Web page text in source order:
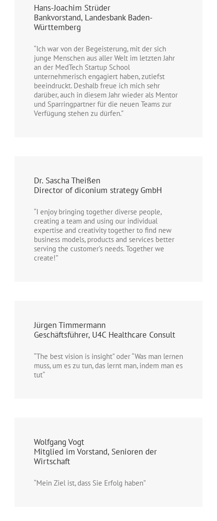
Hans-Joachim Strüder
Bankvorstand, Landesbank Baden-
Württemberg
“Ich war von der Begeisterung, mit der sich
junge Menschen aus aller Welt im letzten Jahr
an der MedTech Startup School
unternehmerisch engagiert haben, zutiefst
beeindruckt. Deshalb freue ich mich sehr
darüber, auch in diesem Jahr wieder als Mentor
und Sparringpartner für die neuen Teams zur
Verfügung stehen zu dürfen.”
Dr. Sascha Theißen
Director of diconium strategy GmbH
“I enjoy bringing together diverse people,
creating a team and using our individual
expertise and creativity together to find new
business models, products and services better
serving the customer’s needs. Together we
create!”
Jürgen Timmermann
Geschäftsführer, U4C Healthcare Consult
“The best vision is insight” oder “Was man lernen
muss, um es zu tun, das lernt man, indem man es
tut“
Wolfgang Vogt
Mitglied im Vorstand, Senioren der
Wirtschaft
“Mein Ziel ist, dass Sie Erfolg haben”